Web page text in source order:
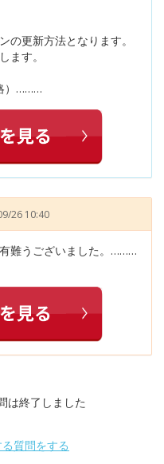
の更新方法となります。
ます。
）………
26 10:40
難うございました。………
は終了しました
質問をする